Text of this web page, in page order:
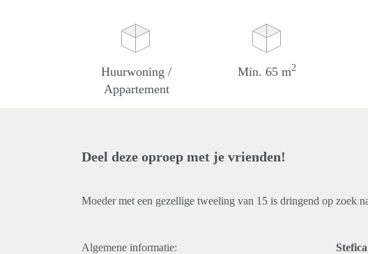
Huurwoning /
Appartement
Min. 65 m2
Deel deze oproep met je vrienden!
Moeder met een gezellige tweeling van 15 is dringend op zoek
Algemene informatie: Stefica